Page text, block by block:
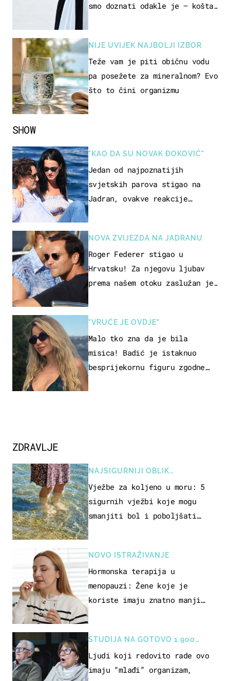
SHOW
"KAO DA SU NOVAK ĐOKOVIĆ"
Jedan od najpoznatijih
svjetskih parova stigao na
Jadran, ovakve reakcije
NOVA ZVIJEZDA NA JADRANU
Roger Federer stigao u
Hrvatsku! Za njegovu ljubav
prema našem otoku zaslužan je
"VRUĆE JE OVDJE"
Malo tko zna da je bila
misica! Badić je istaknuo
besprijekornu figuru zgodne
ZDRAVLJE
NAJSIGURNIJI OBLIK
REKREACIJE
Vježbe za koljeno u moru: 5
sigurnih vježbi koje mogu
smanjiti bol i poboljšati
NOVO ISTRAŽIVANJE
Hormonska terapija u
menopauzi: Žene koje je
koriste imaju znatno manji
STUDIJA NA GOTOVO 1.900
OSOBA
Ljudi koji redovito rade ovo
imaju “mlađi” organizam,
smo doznati odakle je – košta
NIJE UVIJEK NAJBOLJI IZBOR
Teže vam je piti običnu vodu
pa posežete za mineralnom? Evo
što to čini organizmu